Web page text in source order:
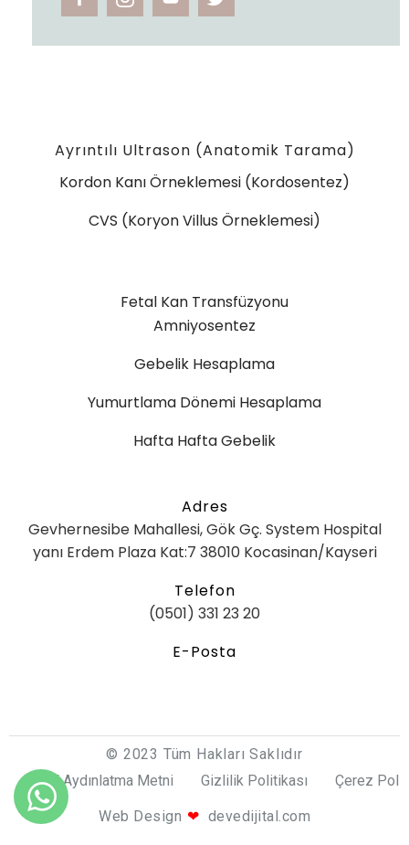
Ayrıntılı Ultrason (Anatomik Tarama)
Kordon Kanı Örneklemesi (Kordosentez)
CVS (Koryon Villus Örneklemesi)
Fetal Kan Transfüzyonu
Amniyosentez
Gebelik Hesaplama
Yumurtlama Dönemi Hesaplama
Hafta Hafta Gebelik
Adres
Gevhernesibe Mahallesi, Gök Gç. System Hospital
yanı Erdem Plaza Kat:7 38010 Kocasinan/Kayseri
Telefon
(0501) 331 23 20
E-Posta
© 2023 Tüm Hakları Saklıdır
KVKK Aydınlatma Metni
Gizlilik Politikası Çerez
Web Design ❤ devedijital.com
Bilgi Al